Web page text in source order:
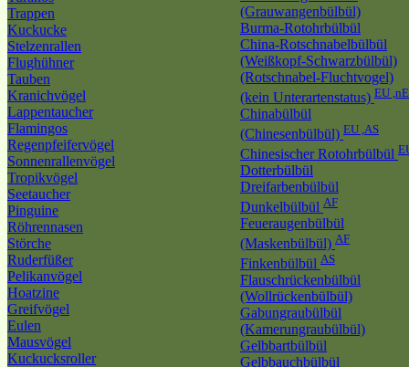
Trappen
Kuckucke
Stelzenrallen
Flughühner
Tauben
Kranichvögel
Lappentaucher
Flamingos
Regenpfeifervögel
Sonnenrallenvögel
Tropikvögel
Seetaucher
Pinguine
Röhrennasen
Störche
Ruderfüßer
Pelikanvögel
Hoatzine
Greifvögel
Eulen
Mausvögel
Kuckucksroller
(Grauwangenbülbül)
Burma-Rotohrbülbül
China-Rotschnabelbülbül
(Weißkopf-Schwarzbülbül)
(Rotschnabel-Fluchtvogel)
(kein Unterartenstatus) EU
Chinabülbül
(Chinesenbülbül) EU ,AS
Chinesischer Rotohrbülbül
Dotterbülbül
Dreifarbenbülbül
Dunkelbülbül AF
Feueraugenbülbül
(Maskenbülbül) AF
Finkenbülbül AS
Flauschrückenbülbül
(Wollrückenbülbül)
Gabungraubülbül
(Kamerungraubülbül)
Gelbbartbülbül
Gelbbauchbülbül